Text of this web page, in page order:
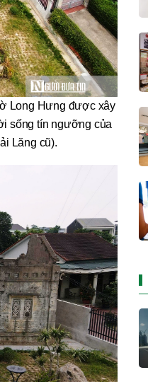
Long Hưng được xây
sống tín ngưỡng của
Lăng cũ).